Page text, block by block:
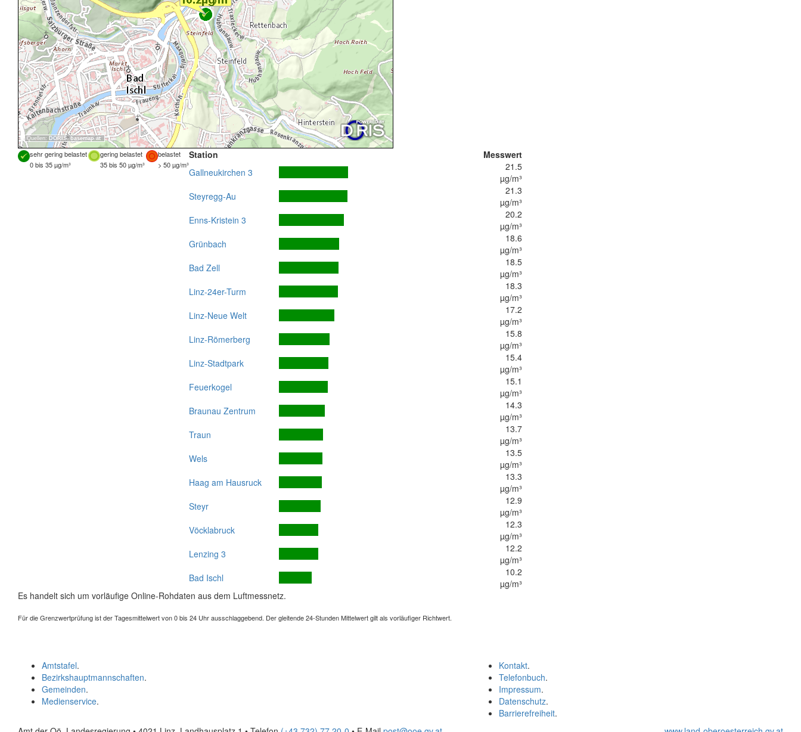
Quellen: DORIS, basemap.at
sehr gering belastet gering belastet
belastet
0 bis 35 µg/m³
35 bis 50 µg/m³ > 50 µg/m³
Station
Messwert
Gallneukirchen 3
21.5
µg/m³
Steyregg-Au
21.3
µg/m³
Enns-Kristein 3
20.2
µg/m³
Grünbach
18.6
µg/m³
Bad Zell
18.5
µg/m³
Linz-24er-Turm
18.3
µg/m³
Linz-Neue Welt
17.2
µg/m³
Linz-Römerberg
15.8
µg/m³
Linz-Stadtpark
15.4
µg/m³
Feuerkogel
15.1
µg/m³
Braunau Zentrum
14.3
µg/m³
Traun
13.7
µg/m³
Wels
13.5
µg/m³
Haag am Hausruck
13.3
µg/m³
Steyr
12.9
µg/m³
Vöcklabruck
12.3
µg/m³
Lenzing 3
12.2
µg/m³
Bad Ischl
10.2
µg/m³
Es handelt sich um vorläufige Online-Rohdaten aus dem Luftmessnetz.
Für die Grenzwertprüfung ist der Tagesmittelwert von 0 bis 24 Uhr ausschlaggebend. Der gleitende 24-Stunden Mittelwert gilt als vorläufiger Richtwert.
Kontakt.
Telefonbuch.
Impressum.
Datenschutz.
Barrierefreiheit.
Amtstafel.
Bezirkshauptmannschaften.
Gemeinden.
Medienservice.